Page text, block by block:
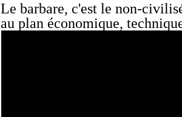
Le barbare, c'est le non-
au plan économique,